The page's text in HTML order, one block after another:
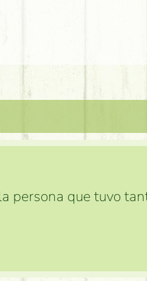
persona que tuvo